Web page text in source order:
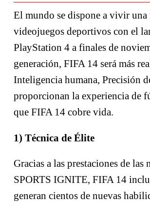
El mundo se dispone a vivir una
videojuegos deportivos con el
PlayStation 4 a finales de
generación, FIFA 14 será más
Inteligencia humana, Precisión
proporcionan la experiencia de
que FIFA 14 cobre vida.
1) Técnica de Élite
Gracias a las prestaciones de
SPORTS IGNITE, FIFA 14
generan cientos de nuevas